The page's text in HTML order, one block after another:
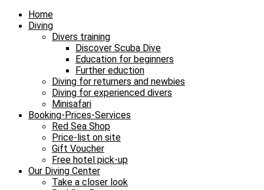
Home
Diving
Divers training
Discover Scuba Dive
Education for beginners
Further eduction
Diving for returners and newbies
Diving for experienced divers
Minisafari
Booking-Prices-Services
Red Sea Shop
Price-list on site
Gift Voucher
Free hotel pick-up
Our Diving Center
Take a closer look